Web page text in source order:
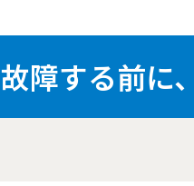
故障する前に、